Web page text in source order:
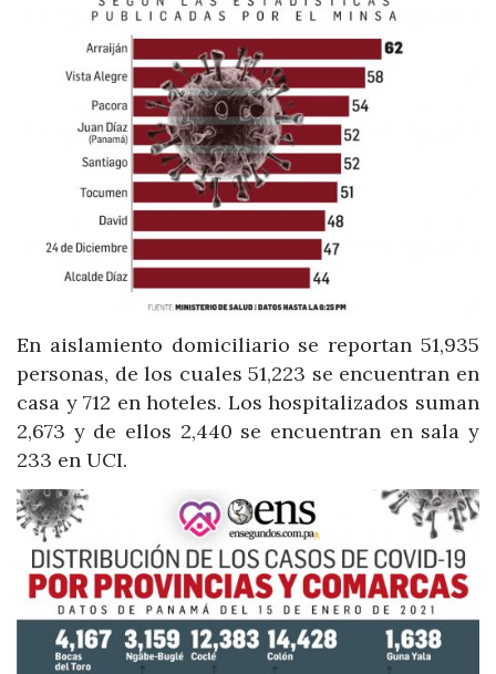
En aislamiento domiciliario se reportan 51,935
personas, de los cuales 51,223 se encuentran en
casa y 712 en hoteles. Los hospitalizados suman
2,673 y de ellos 2,440 se encuentran en sala y
233 en UCI.